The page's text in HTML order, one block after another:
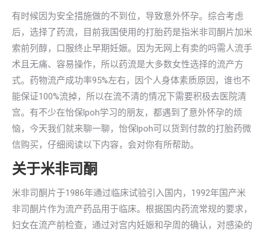
有时候因为安全措施做的不到位，导致意外怀孕。综合考虑
后，选择了药流，目前我国使用的打胎药是指米非司酮片加米
索前列醇，口服终止早期妊娠。因为无网上有卖的吗需人流手
术且无痛、容易操作，所以药流是大多数女性选择的流产方
式。药物流产成功率95%左右，因个人身体素质原因，谁也不
能保证100%流掉，所以在流不清的情况下需要积极去医院清
宫。有不少在怡保lpoh学习的朋友，都遇到了意外怀孕的烦
恼，今天我们就来聊一聊，怡保lpoh可以货到付款的打胎药微
信购买，仔细阅读以下内容，会对你有所帮助。
关于米非司酮
米非司酮片于1986年通过临床试验引入国内，1992年国产米
非司酮片作为流产药品用于临床。根据国内药流常规的要求，
妇女在流产前检查，通过对宫内妊娠和孕周的确认，对感染的